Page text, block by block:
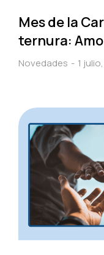
Mes de la
ternura:
Novedades 1